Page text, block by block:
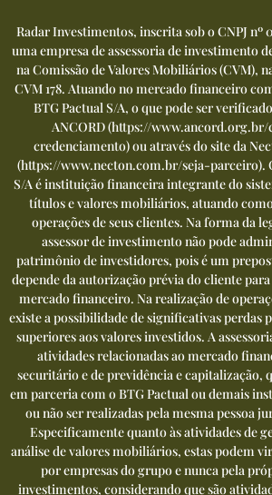
Radar Investimentos, inscrita sob o CNPJ nº
uma empresa de assessoria de investimento
na Comissão de Valores Mobiliários (CVM),
CVM 178. Atuando no mercado financeiro
BTG Pactual S/A, o que pode ser
ANCORD (https://
credenciamento) ou através do site da
(https://www.necton.com.br/seja-parceiro).
S/A é instituição financeira integrante do
títulos e valores mobiliários, atuando
operações de seus clientes. Na forma da
assessor de investimento não pode
patrimônio de investidores, pois é um
depende da autorização prévia do cliente
mercado financeiro. Na realização de
existe a possibilidade de significativas perdas
superiores aos valores investidos. A
atividades relacionadas ao mercado
securitário e de previdência e capitalização,
em parceria com o BTG Pactual ou demais
ou não ser realizadas pela mesma pessoa
Especificamente quanto às atividades de
análise de valores mobiliários, estas podem
por empresas do grupo e nunca pela
investimentos, considerando que são